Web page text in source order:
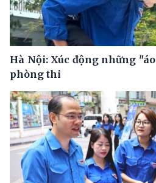
Hà Nội: Xúc động những
phòng thi